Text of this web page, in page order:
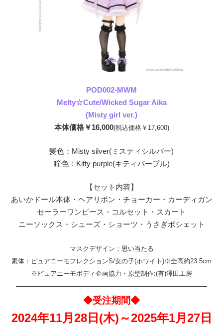
POD002-MWM
Melty☆Cute/Wicked Sugar Aika
(Misty girl ver.)
本体価格￥16,000(税込価格￥17,600)
髪色：Misty silver(ミスティシルバー)
瞳色：Kitty purple(キティパープル)
【セット内容】
あいかドール本体・ヘアリボン・チョーカー・カーディガン
セーラーワンピース・コルセット・スカート
ニーソックス・シューズ・ショーツ・うさぎポシェット
マスクデザイン：思い当たる
素体：ピュアニーモフレクションS/女の子(ホワイト)※全高約23.5cm
※ピュアニーモボディ企画協力・原型制作:(有)澤田工房
————————————————————————
◆受注期間◆
2024年11月28日(木)～2025年1月27日